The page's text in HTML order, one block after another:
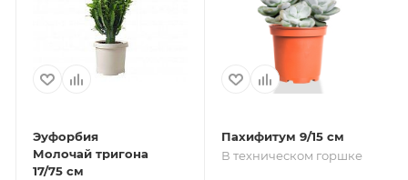
Эуфорбия
Молочай тригона
17/75 см
Пахифитум 9/15 см
В техническом горшке